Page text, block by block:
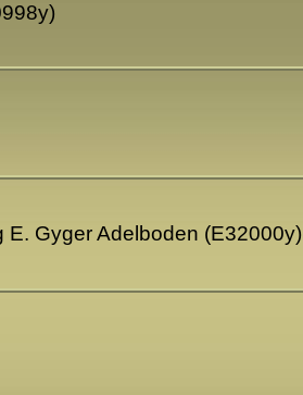
E. Gyger Adelboden (E32000y)